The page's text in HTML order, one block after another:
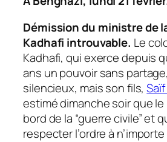
Démission du ministre de
Kadhafi introuvable. Le
Kadhafi, qui exerce depuis
ans un pouvoir sans
silencieux, mais son fils,
estimé dimanche soir que
bord de la “guerre civile”et
respecter l’ordre à